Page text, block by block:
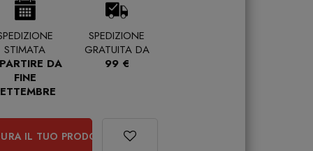
STIMATA
DA
FINE
SPEDIZIONE
GRATUITA DA
99 €
IL TUO PRODOTTO